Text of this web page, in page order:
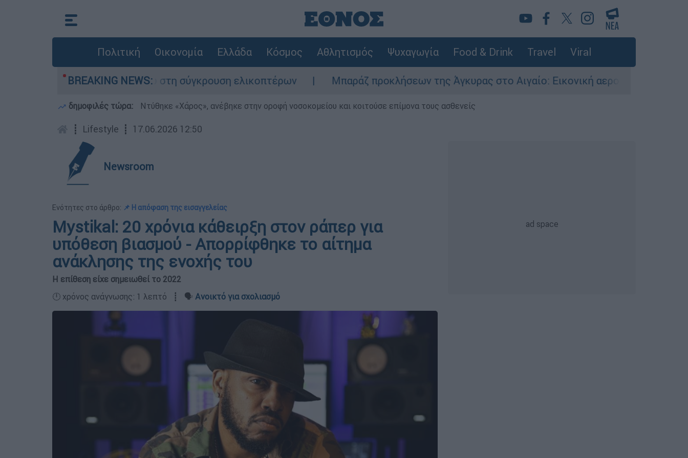
Πολιτική Οικονομία Ελλάδα Κόσμος Αθλητισμός Ψυχαγωγία Food & Drink Travel Viral
BREAKING NEWS:
που έχασε τη ζωή του στη σύγκρουση ελικοπτέρων Μπαράζ προκλήσεων της Άγκυρας στο Αιγαίο: Εικονική αερομαχία ανάμεσα σε
δημοφιλές τώρα: Ντύθηκε «Χάρος», ανέβηκε στην οροφή νοσοκομείου και κοιτούσε επίμονα τους ασθενείς
┋ Lifestyle ┋ 17.06.2026 12:50
Newsroom
Ενότητες στο άρθρο: 📌 Η απόφαση της εισαγγελείας
Mystikal: 20 χρόνια κάθειρξη στον ράπερ για
υπόθεση βιασμού - Απορρίφθηκε το αίτημα
ανάκλησης της ενοχής του
Η επίθεση είχε σημειωθεί το 2022
🕛 χρόνος ανάγνωσης: 1 λεπτό ┋ 🗣️ Ανοικτό για σχολιασμό